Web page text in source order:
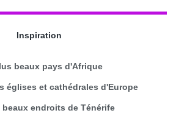
Inspiration
beaux pays d'Afrique
églises et cathédrales d'Europe
beaux endroits de Ténérife